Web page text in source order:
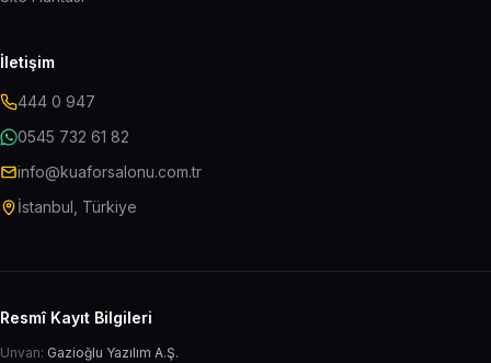
İletişim
444 0 947
0545 732 61 82
info@kuaforsalonu.com.tr
İstanbul, Türkiye
Resmî Kayıt Bilgileri
Unvan: Gazioğlu Yazılım A.Ş.